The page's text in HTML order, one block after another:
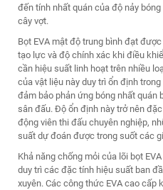
đến tính nhất quán của độ nảy
cây vợt.
Bọt EVA mật độ trung bình đạt
tạo lực và độ chính xác khi điều
cần hiệu suất linh hoạt trên nhiều
của vật liệu này duy trì ổn định
đảm bảo phản ứng bóng nhất
sân đấu. Độ ổn định này trở nên
động viên thi đấu chuyên nghiệp,
suất dự đoán được trong suốt các
Khả năng chống mỏi của lõi bọt
duy trì các đặc tính hiệu suất ban
xuyên. Các công thức EVA cao